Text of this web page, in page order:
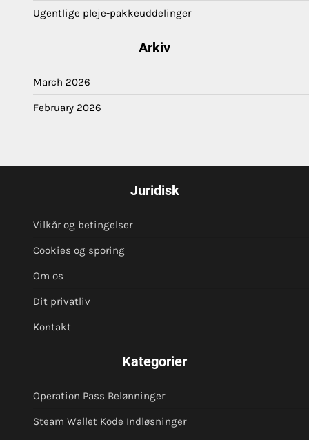
Ugentlige pleje-pakkeuddelinger
Arkiv
March 2026
February 2026
Juridisk
Vilkår og betingelser
Cookies og sporing
Om os
Dit privatliv
Kontakt
Kategorier
Operation Pass Belønninger
Steam Wallet Kode Indløsninger